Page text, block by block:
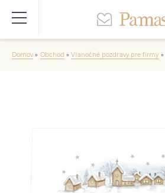
Domov» Obchod »Vianočné pozdravy pre firmy »